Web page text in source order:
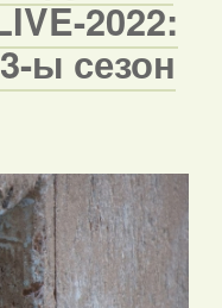
2022:
ы сезон